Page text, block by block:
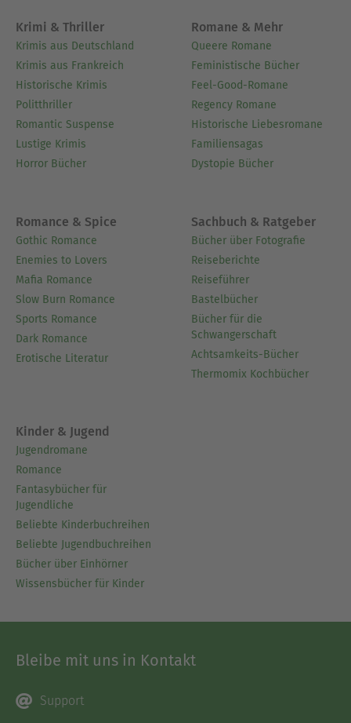
Krimi & Thriller
Krimis aus Deutschland
Krimis aus Frankreich
Historische Krimis
Politthriller
Romantic Suspense
Lustige Krimis
Horror Bücher
Romane & Mehr
Queere Romane
Feministische Bücher
Feel-Good-Romane
Regency Romane
Historische Liebesromane
Familiensagas
Dystopie Bücher
Romance & Spice
Gothic Romance
Enemies to Lovers
Mafia Romance
Slow Burn Romance
Sports Romance
Dark Romance
Erotische Literatur
Sachbuch & Ratgeber
Bücher über Fotografie
Reiseberichte
Reiseführer
Bastelbücher
Bücher für die
Schwangerschaft
Achtsamkeits-Bücher
Thermomix Kochbücher
Kinder & Jugend
Jugendromane
Romance
Fantasybücher für
Jugendliche
Beliebte Kinderbuchreihen
Beliebte Jugendbuchreihen
Bücher über Einhörner
Wissensbücher für Kinder
Bleibe mit uns in Kontakt
Support